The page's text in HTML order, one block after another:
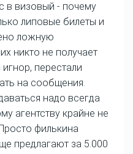
в визовый - почему
липовые билеты и
ложную
никто не получает
перестали
на сообщения.
надо всегда
агентству крайне не
филькина
предлагают за 5.000